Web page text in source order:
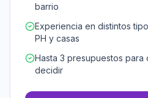
barrio
Experiencia en distintos
PH y casas
Hasta 3 presupuestos para
decidir